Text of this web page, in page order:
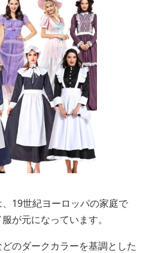
19世紀ヨーロッパの家庭で
が元になっています。
のダークカラーを基調とした